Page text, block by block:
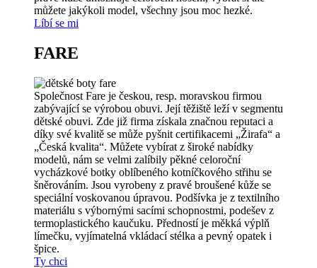
můžete jakýkoli model, všechny jsou moc hezké.
Líbí se mi
FARE
Společnost Fare je českou, resp. moravskou firmou
zabývající se výrobou obuvi. Její těžiště leží v segmentu
dětské obuvi. Zde již firma získala značnou reputaci a
díky své kvalitě se může pyšnit certifikacemi „Žirafa“ a
„Česká kvalita“. Můžete vybírat z široké nabídky
modelů, nám se velmi zalíbily pěkné celoroční
vycházkové botky oblíbeného kotníčkového střihu se
šněrováním. Jsou vyrobeny z pravé broušené kůže se
speciální voskovanou úpravou. Podšívka je z textilního
materiálu s výbornými sacími schopnostmi, podešev z
termoplastického kaučuku. Předností je měkká výplň
límečku, vyjímatelná vkládací stélka a pevný opatek i
špice.
Ty chci